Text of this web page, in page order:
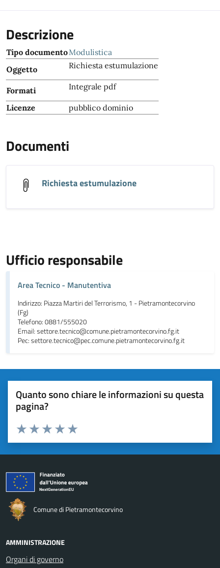
Descrizione
Tipo documentoModulistica
Oggetto
Richiesta estumulazione
Formati Integrale pdf
Licenze pubblico dominio
Documenti
Richiesta estumulazione
Ufficio responsabile
Area Tecnico - Manutentiva
Indirizzo: Piazza Martiri del Terrorismo, 1 - Pietramontecorvino
(Fg)
Telefono: 0881/555020
Email: settore.tecnico@comune.pietramontecorvino.fg.it
Pec: settore.tecnico@pec.comune.pietramontecorvino.fg.it
Quanto sono chiare le informazioni su questa
pagina?
Valuta da 1 a 5 stelle la pagina
Valuta 5 stelle su 5
Valuta 4 stelle su 5
Valuta 3 stelle su 5
Valuta 2 stelle su 5
Valuta 1 stelle su 5
Comune di Pietramontecorvino
AMMINISTRAZIONE
Organi di governo